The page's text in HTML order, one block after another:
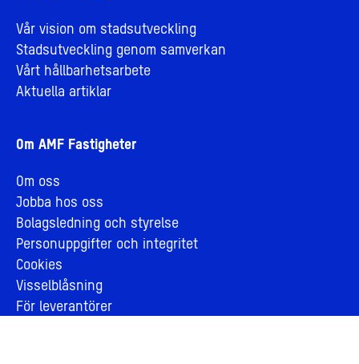
Vår vision om stadsutveckling
Stadsutveckling genom samverkan
Vårt hållbarhetsarbete
Aktuella artiklar
Om AMF Fastigheter
Om oss
Jobba hos oss
Bolagsledning och styrelse
Personuppgifter och integritet
Cookies
Visselblåsning
För leverantörer